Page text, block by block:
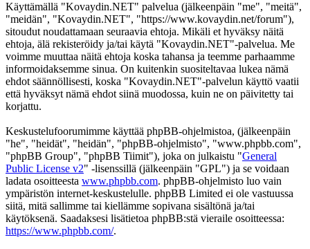
Käyttämällä "Kovaydin.NET" palvelua (jälkeenpäin "me", "meitä",
"meidän", "Kovaydin.NET", "https://www.kovaydin.net/forum"),
sitoudut noudattamaan seuraavia ehtoja. Mikäli et hyväksy näitä
ehtoja, älä rekisteröidy ja/tai käytä "Kovaydin.NET"-palvelua. Me
voimme muuttaa näitä ehtoja koska tahansa ja teemme parhaamme
informoidaksemme sinua. On kuitenkin suositeltavaa lukea nämä
ehdot säännöllisesti, koska "Kovaydin.NET"-palvelun käyttö vaatii
että hyväksyt nämä ehdot siinä muodossa, kuin ne on päivitetty tai
korjattu.
Keskustelufoorumimme käyttää phpBB-ohjelmistoa, (jälkeenpäin
"he", "heidät", "heidän", "phpBB-ohjelmisto", "www.phpbb.com",
"phpBB Group", "phpBB Tiimit"), joka on julkaistu "General
Public License v2" -lisenssillä (jälkeenpäin "GPL") ja se voidaan
ladata osoitteesta www.phpbb.com. phpBB-ohjelmisto luo vain
ympäristön internet-keskustelulle. phpBB Limited ei ole vastuussa
siitä, mitä sallimme tai kiellämme sopivana sisältönä ja/tai
käytöksenä. Saadaksesi lisätietoa phpBB:stä vieraile osoitteessa:
https://www.phpbb.com/.